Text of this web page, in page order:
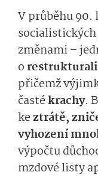
V průběhu 90.
změnami –
o
přičemž
častékrachy.
keztrátě,
vyhození
výpočtu
mzdové listy